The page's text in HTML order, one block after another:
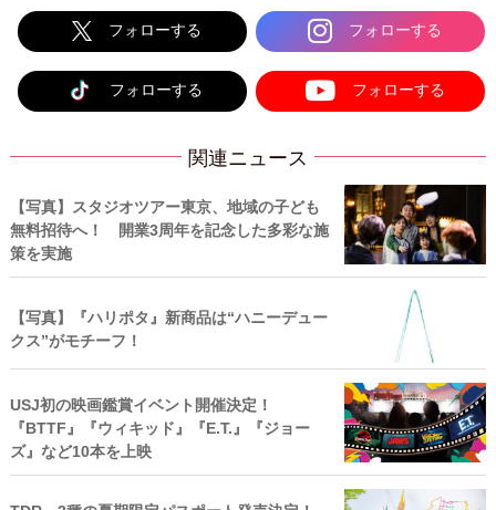
フォローする フォローする
フォローする フォローする
関連ニュース
【写真】スタジオツアー東京、地域の子ども
無料招待へ！ 開業3周年を記念した多彩な施
策を実施
【写真】『ハリポタ』新商品は“ハニーデュー
クス”がモチーフ！
USJ初の映画鑑賞イベント開催決定！
『BTTF』『ウィキッド』『E.T.』『ジョー
ズ』など10本を上映